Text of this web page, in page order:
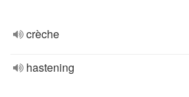
crèche
hastening